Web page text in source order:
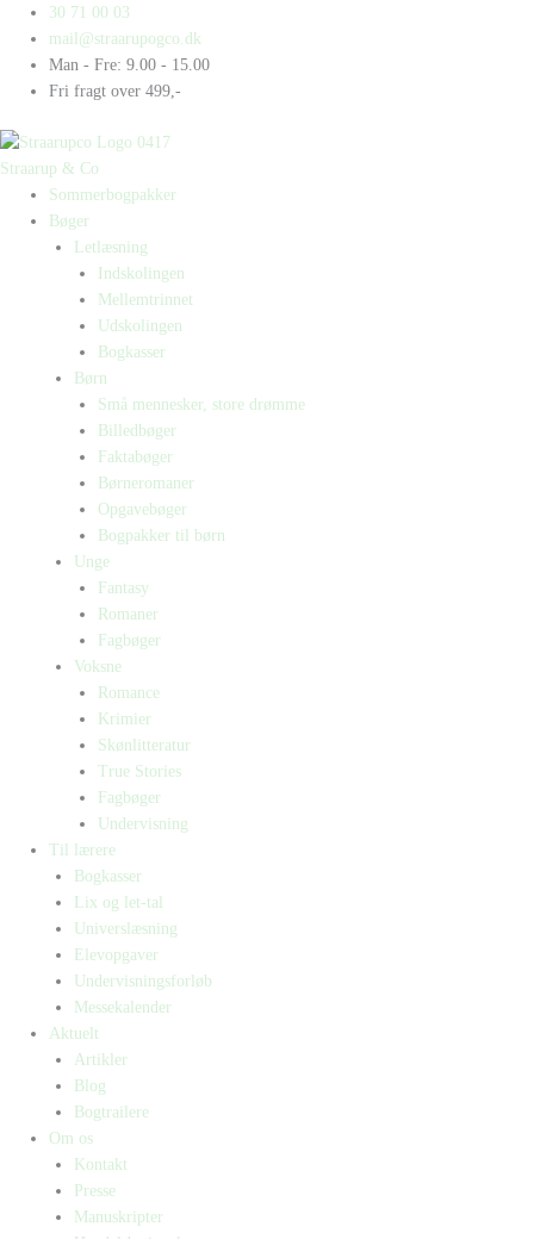
indholdet
30 71 00 03
mail@straarupogco.dk
Man - Fre: 9.00 - 15.00
Fri fragt over 499,-
Straarup & Co
Sommerbogpakker
Bøger
Letlæsning
Indskolingen
Mellemtrinnet
Udskolingen
Bogkasser
Børn
Små mennesker, store drømme
Billedbøger
Faktabøger
Børneromaner
Opgavebøger
Bogpakker til børn
Unge
Fantasy
Romaner
Fagbøger
Voksne
Romance
Krimier
Skønlitteratur
True Stories
Fagbøger
Undervisning
Til lærere
Bogkasser
Lix og let-tal
Universlæsning
Elevopgaver
Undervisningsforløb
Messekalender
Aktuelt
Artikler
Blog
Bogtrailere
Om os
Kontakt
Presse
Manuskripter
Products
search
Products
search
ADHS